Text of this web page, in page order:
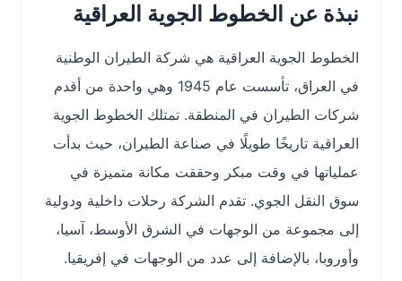
نبذة عن الخطوط الجوية العراقية
الخطوط الجوية العراقية هي شركة الطيران الوطنية
في العراق، تأسست عام 1945 وهي واحدة من أقدم
شركات الطيران في المنطقة. تمتلك الخطوط الجوية
العراقية تاريخًا طويلًا في صناعة الطيران، حيث بدأت
عملياتها في وقت مبكر وحققت مكانة متميزة في
سوق النقل الجوي. تقدم الشركة رحلات داخلية ودولية
إلى مجموعة من الوجهات في الشرق الأوسط، آسيا،
وأوروبا، بالإضافة إلى عدد من الوجهات في إفريقيا.